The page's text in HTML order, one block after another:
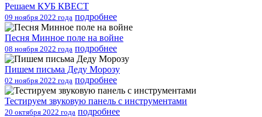
Решаем КУБ КВЕСТ
09 ноября 2022 года подробнее
Песня Минное поле на войне
08 ноября 2022 года подробнее
Пишем письма Деду Морозу
02 ноября 2022 года подробнее
Тестируем звуковую панель с инструментами
20 октября 2022 года подробнее